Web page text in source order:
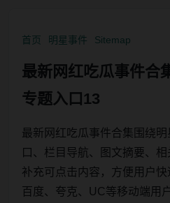
首页 明星事件 Sitemap
最新网红吃瓜事件合
专题入口13
最新网红吃瓜事件合集围绕
口、栏目导航、图文摘要、
补充可点击内容，方便用户
百度、夸克、UC等移动端用